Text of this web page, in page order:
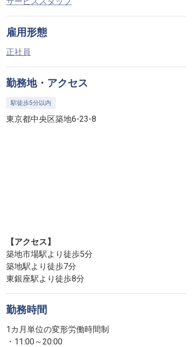
雇用形態
正社員
勤務地・アクセス
駅徒歩5分以内
東京都中央区築地6-23-8
【アクセス】
築地市場駅より徒歩5分
築地駅より徒歩7分
東銀座駅より徒歩8分
勤務時間
1カ月単位の変形労働時間制
・11:00～20:00